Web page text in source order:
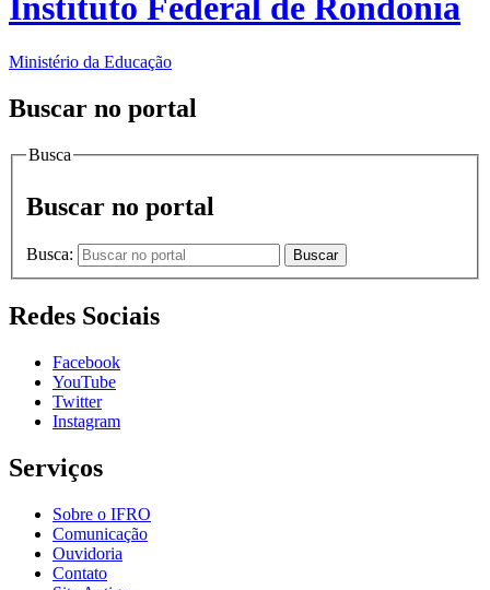
Instituto Federal de Rondônia
Ministério da Educação
Buscar no portal
Busca
Buscar no portal
Busca: Buscar
Redes Sociais
Facebook
YouTube
Twitter
Instagram
Serviços
Sobre o IFRO
Comunicação
Ouvidoria
Contato